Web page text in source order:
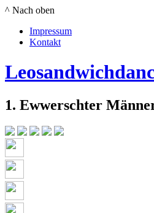
^ Nach oben
Impressum
Kontakt
1. Ewwerschter